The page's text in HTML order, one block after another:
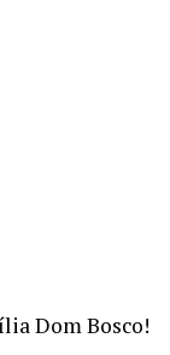
Dom Bosco!